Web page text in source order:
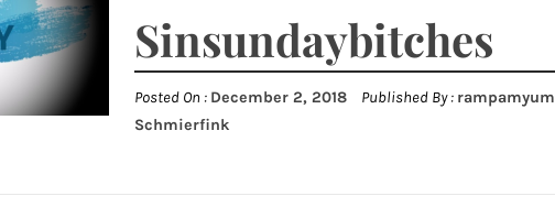
Sinsundaybitches
Posted On : December 2, 2018 Published By : rampamyum
Schmierfink